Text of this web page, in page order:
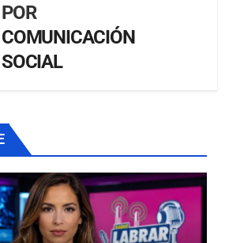
POR
COMUNICACIÓN
SOCIAL